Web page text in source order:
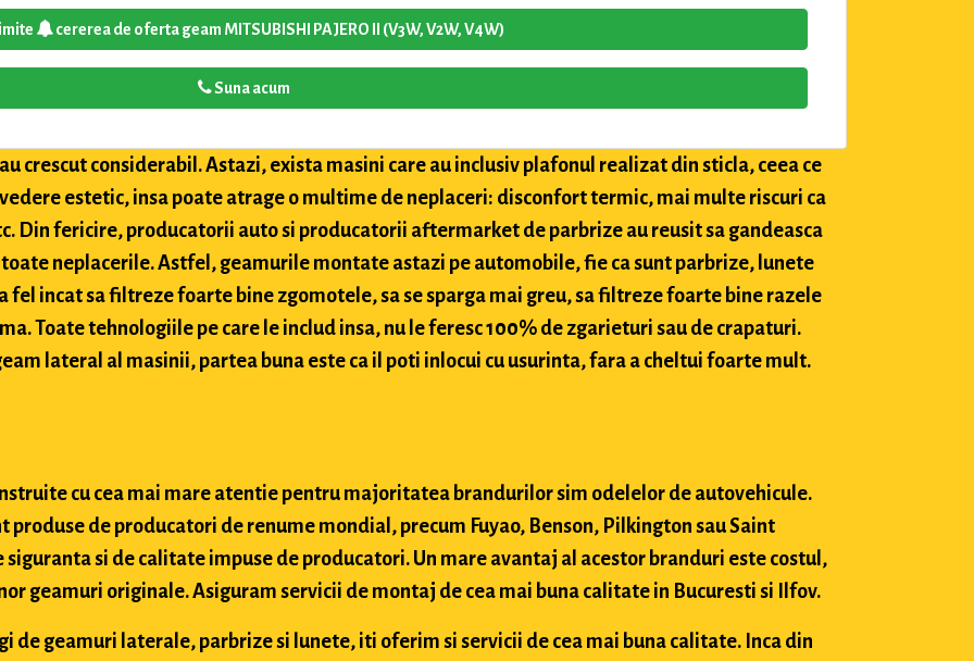
cererea de oferta geam MITSUBISHI PAJERO II (V3W, V2W, V4W)
Suna acum
crescut considerabil. Astazi, exista masini care au inclusiv plafonul realizat din sticla, ceea ce
estetic, insa poate atrage o multime de neplaceri: disconfort termic, mai multe riscuri ca
Din fericire, producatorii auto si producatorii aftermarket de parbrize au reusit sa gandeasca
neplacerile. Astfel, geamurile montate astazi pe automobile, fie ca sunt parbrize, lunete
fel incat sa filtreze foarte bine zgomotele, sa se sparga mai greu, sa filtreze foarte bine razele
Toate tehnologiile pe care le includ insa, nu le feresc 100% de zgarieturi sau de crapaturi.
lateral al masinii, partea buna este ca il poti inlocui cu usurinta, fara a cheltui foarte mult.
cu cea mai mare atentie pentru majoritatea brandurilor sim odelelor de autovehicule.
produse de producatori de renume mondial, precum Fuyao, Benson, Pilkington sau Saint
si de calitate impuse de producatori. Un mare avantaj al acestor branduri este costul,
geamuri originale. Asiguram servicii de montaj de cea mai buna calitate in Bucuresti si Ilfov.
de geamuri laterale, parbrize si lunete, iti oferim si servicii de cea mai buna calitate. Inca din